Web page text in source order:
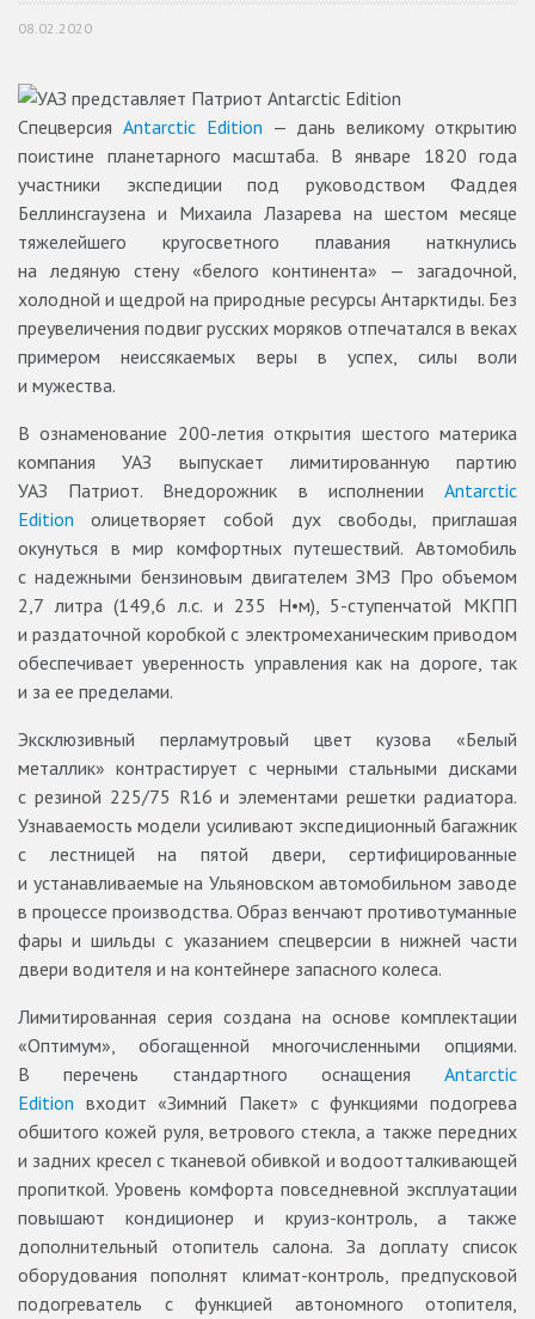
08.02.2020
Спецверсия Antarctic Edition — дань великому открытию
поистине планетарного масштаба. В январе 1820 года
участники экспедиции под руководством Фаддея
Беллинсгаузена и Михаила Лазарева на шестом месяце
тяжелейшего кругосветного плавания наткнулись
на ледяную стену «белого континента» — загадочной,
холодной и щедрой на природные ресурсы Антарктиды. Без
преувеличения подвиг русских моряков отпечатался в веках
примером неиссякаемых веры в успех, силы воли
и мужества.
В ознаменование 200-летия открытия шестого материка
компания УАЗ выпускает лимитированную партию
УАЗ Патриот. Внедорожник в исполнении Antarctic
Edition олицетворяет собой дух свободы, приглашая
окунуться в мир комфортных путешествий. Автомобиль
с надежными бензиновым двигателем ЗМЗ Про объемом
2,7 литра (149,6 л.с. и 235 Н•м), 5-ступенчатой МКПП
и раздаточной коробкой с электромеханическим приводом
обеспечивает уверенность управления как на дороге, так
и за ее пределами.
Эксклюзивный перламутровый цвет кузова «Белый
металлик» контрастирует с черными стальными дисками
с резиной 225/75 R16 и элементами решетки радиатора.
Узнаваемость модели усиливают экспедиционный багажник
с лестницей на пятой двери, сертифицированные
и устанавливаемые на Ульяновском автомобильном заводе
в процессе производства. Образ венчают противотуманные
фары и шильды с указанием спецверсии в нижней части
двери водителя и на контейнере запасного колеса.
Лимитированная серия создана на основе комплектации
«Оптимум», обогащенной многочисленными опциями.
В перечень стандартного оснащения Antarctic
Edition входит «Зимний Пакет» с функциями подогрева
обшитого кожей руля, ветрового стекла, а также передних
и задних кресел c тканевой обивкой и водоотталкивающей
пропиткой. Уровень комфорта повседневной эксплуатации
повышают кондиционер и круиз-контроль, а также
дополнительный отопитель салона. За доплату список
оборудования пополнят климат-контроль, предпусковой
подогреватель с функцией автономного отопителя,